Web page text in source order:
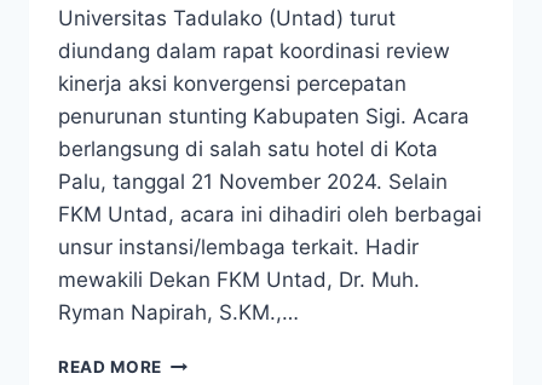
Universitas Tadulako (Untad) turut
diundang dalam rapat koordinasi review
kinerja aksi konvergensi percepatan
penurunan stunting Kabupaten Sigi. Acara
berlangsung di salah satu hotel di Kota
Palu, tanggal 21 November 2024. Selain
FKM Untad, acara ini dihadiri oleh berbagai
unsur instansi/lembaga terkait. Hadir
mewakili Dekan FKM Untad, Dr. Muh.
Ryman Napirah, S.KM.,…
READ MORE FKM